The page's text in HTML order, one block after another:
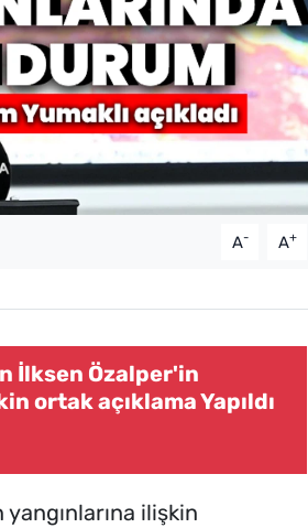
A- A+
İlksen Özalper'in
ortak açıklama Yapıldı
yangınlarına ilişkin